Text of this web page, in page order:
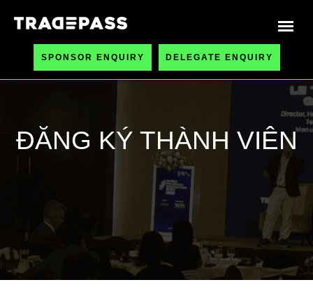
SPONSOR ENQUIRY DELEGATE ENQUIRY
ĐĂNG KÝ THÀNH VIÊN